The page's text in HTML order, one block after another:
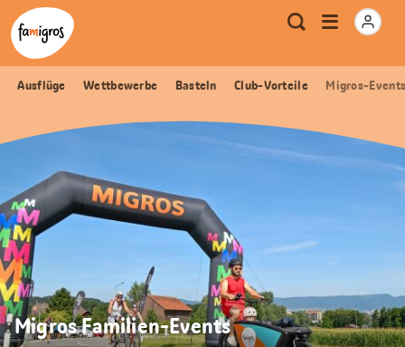
Sprungmarken
Navigation
Header
Logo
Meta
Navigation
Suche
Menu
öffnen
Ausflüge Wettbewerbe Basteln Club-Vorteile Migros-
Migros Familien-Events